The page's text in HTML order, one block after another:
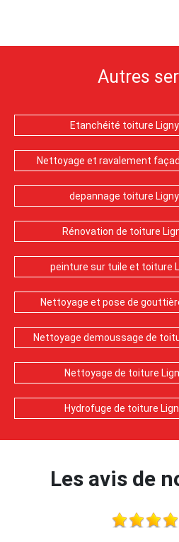
Autres
Etanchéité toiture
Nettoyage et ravalement
depannage toiture
Rénovation de toiture
peinture sur tuile et toiture
Nettoyage et pose de
Nettoyage demoussage de
Nettoyage de toiture
Hydrofuge de toiture
Les avis de